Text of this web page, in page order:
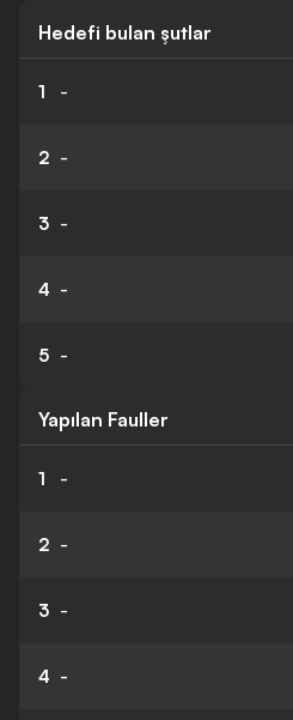
Hedefi bulan şutlar
1 -
2 -
3 -
4 -
5 -
Yapılan Fauller
1 -
2 -
3 -
4 -